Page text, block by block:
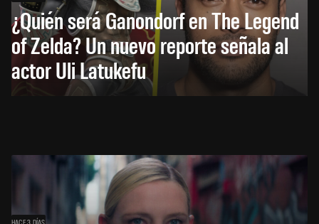
¿Quién será Ganondorf en The Legend
of Zelda? Un nuevo reporte señala al
actor Uli Latukefu
HACE 3 DÍAS